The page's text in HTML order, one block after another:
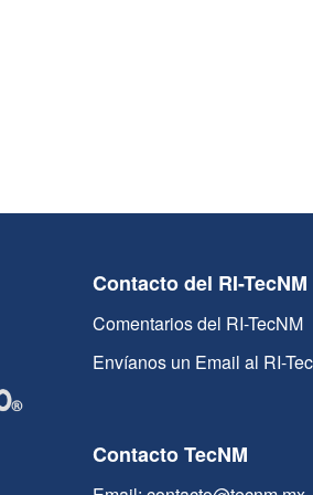
Contacto del RI-TecNM
Comentarios del RI-TecNM
Envíanos un Email al RI-
Contacto TecNM